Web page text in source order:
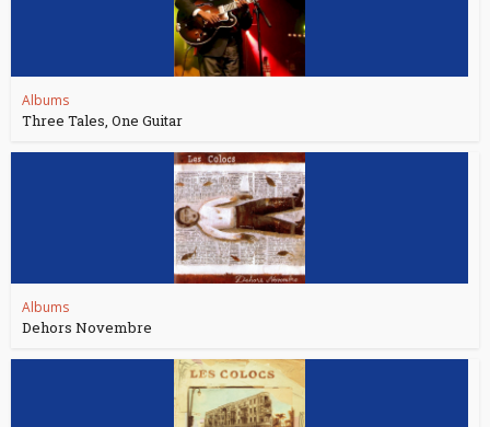
Albums
Three Tales, One Guitar
Albums
Dehors Novembre